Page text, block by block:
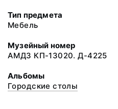
Тип предмета
Мебель
Музейный номер
АМДЗ КП-13020. Д-4225
Альбомы
Городские столы